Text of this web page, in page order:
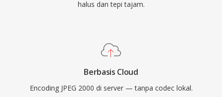
halus dan tepi tajam.
Berbasis Cloud
Encoding JPEG 2000 di server — tanpa codec lokal.